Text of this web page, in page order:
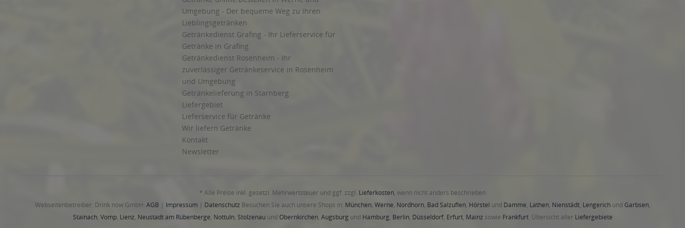
Umgebung - Der bequeme Weg zu Ihren
Lieblingsgetränken
Getränkedienst Grafing - Ihr Lieferservice für
Getränke in Grafing
Getränkedienst Rosenheim - Ihr
zuverlässiger Getränkeservice in Rosenheim
und Umgebung
Getränkelieferung in Starnberg
Liefergebiet
Lieferservice für Getränke
Wir liefern Getränke
Kontakt
Newsletter
* Alle Preise inkl. gesetzl. Mehrwertsteuer und ggf. zzgl. Lieferkosten, wenn nicht anders beschrieben
Webseitenbetreiber: Drink now GmbH: AGB | Impressum | Datenschutz Besuchen Sie auch unsere Shops in: München, Werne, Nordhorn, Bad Salzuflen, Hörstel und Damme, Lathen, Nienstädt, Lengerichund Garbsen,
Stainach, Vomp, Lienz, Neustadt am Rübenberge, Nottuln, Stolzenauund Obernkirchen, Augsburgund Hamburg, Berlin, Düsseldorf, Erfurt, Mainz sowie Frankfurt. Übersicht aller Liefergebiete